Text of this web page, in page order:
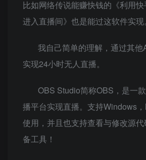
比如网络传说能赚快钱的《利用
进入直播间》也是能过这软件实现。
我自己简单的理解，通过其
实现24小时无人直播。
OBS Studio简称OBS，是一
播平台实现直播。支持Windows
使用，并且也支持查看与修改源
备工具！